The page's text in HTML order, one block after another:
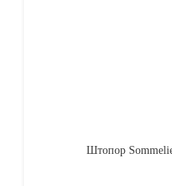
Штопор